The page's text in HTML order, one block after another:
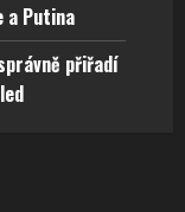
a Putina
přiřadí